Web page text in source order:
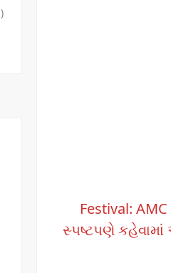
Festival:
સ્પષ્ટપણે